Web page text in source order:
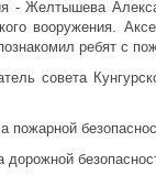
- Желтышева
вооружения.
ребят с
совета
пожарной
дорожной